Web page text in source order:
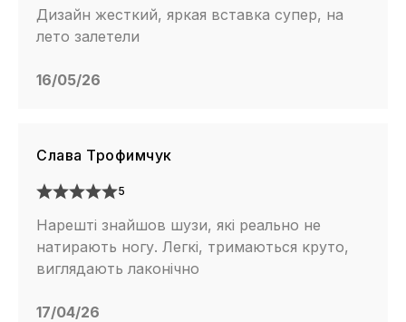
Дизайн жесткий, яркая вставка супер, на
лето залетели
16/05/26
Слава Трофимчук
5
Нарешті знайшов шузи, які реально не
натирають ногу. Легкі, тримаються круто,
виглядають лаконічно
17/04/26